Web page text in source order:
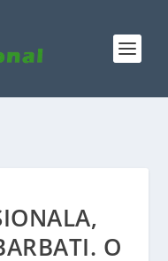
O